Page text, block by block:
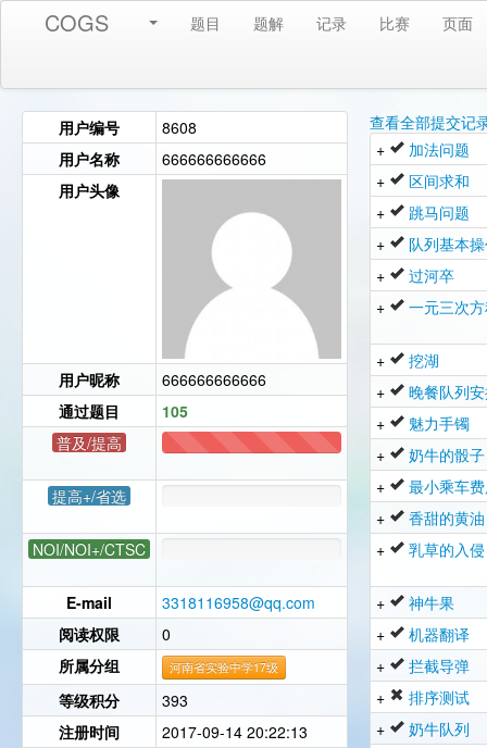
COGS 题目 题解 记录 比赛 页面
用户编号
8608
用户名称
666666666666
用户头像
用户昵称
666666666666
通过题目
105
普及/提高
提高+/省选
NOI/NOI+/CTSC
E-mail
3318116958@qq.com
阅读权限
0
所属分组
河南省实验中学17级
等级积分
393
注册时间
2017-09-14 20:22:13
查看全部提交记
+
加法问题
+
区间求和
+
跳马问题
+
队列基本
+
过河卒
+
一元三次
+
挖湖
+
晚餐队列
+
魅力手镯
+
奶牛的骰子
+
最小乘车
+
香甜的黄油
+
乳草的入侵
+
神牛果
+
机器翻译
+
拦截导弹
+
排序测试
+
奶牛队列